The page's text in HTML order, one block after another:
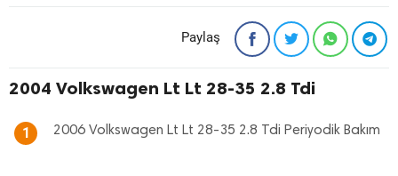
Paylaş
2004 Volkswagen Lt Lt 28-35 2.8 Tdi
1 2006 Volkswagen Lt Lt 28-35 2.8 Tdi Periyodik Bakım